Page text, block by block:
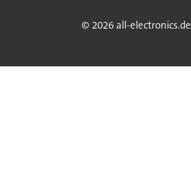
© 2026 all-electronics.de